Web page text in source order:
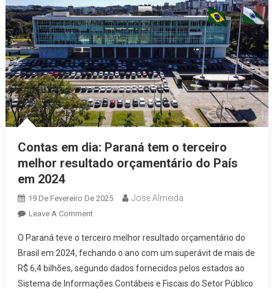
Contas em dia: Paraná tem o terceiro
melhor resultado orçamentário do País
em 2024
19 De Fevereiro De 2025 Jose Almeida
Leave A CommentOn
Em
Dia:
Paraná
Tem
O Paraná teve o terceiro melhor resultado orçamentário do
Brasil em 2024, fechando o ano com um superávit de mais de
R$ 6,4 bilhões, segundo dados fornecidos pelos estados ao
Sistema de Informações Contábeis e Fiscais do Setor Público